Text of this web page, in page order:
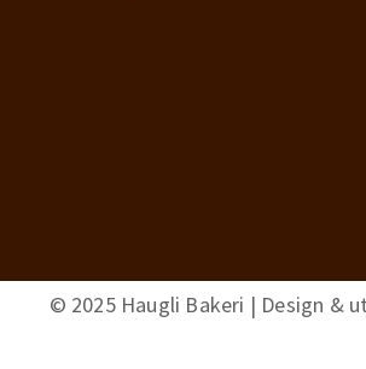
© 2025 Haugli Bakeri | Design &